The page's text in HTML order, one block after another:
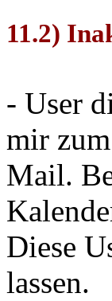
11.2)
- User
mir
Mail.
Diese
lassen.